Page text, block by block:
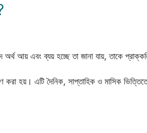
অর্থ আয় এবং ব্যয় হচ্ছে তা জানা যায়, তাকে
করা হয়। এটি দৈনিক, সাপ্তাহিক ও মাসিক